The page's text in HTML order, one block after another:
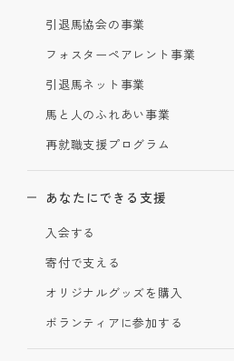
引退馬協会の事業
フォスターペアレント事業
引退馬ネット事業
馬と人のふれあい事業
再就職支援プログラム
あなたにできる支援
入会する
寄付で支える
オリジナルグッズを購入
ボランティアに参加する